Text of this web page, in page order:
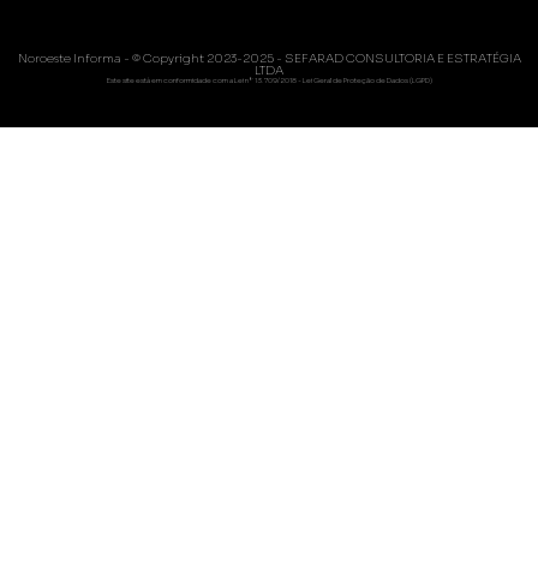
Noroeste Informa - © Copyright 2023-2025 - SEFARAD CONSULTORIA E ESTRATÉGIA
LTDA
Este site está em conformidade com a Lei nº 13.709/2018 - Lei Geral de Proteção de Dados (LGPD)